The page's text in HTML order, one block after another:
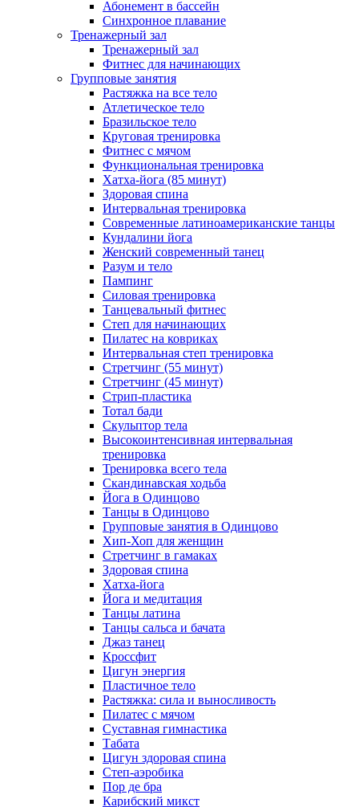
Абонемент в бассейн
Синхронное плавание
Тренажерный зал
Тренажерный зал
Фитнес для начинающих
Групповые занятия
Растяжка на все тело
Атлетическое тело
Бразильское тело
Круговая тренировка
Фитнес с мячом
Функциональная тренировка
Хатха-йога (85 минут)
Здоровая спина
Интервальная тренировка
Современные латиноамериканские танцы
Кундалини йога
Женский современный танец
Разум и тело
Пампинг
Силовая тренировка
Танцевальный фитнес
Степ для начинающих
Пилатес на ковриках
Интервальная степ тренировка
Стретчинг (55 минут)
Стретчинг (45 минут)
Стрип-пластика
Тотал бади
Скульптор тела
Высокоинтенсивная интервальная
тренировка
Тренировка всего тела
Скандинавская ходьба
Йога в Одинцово
Танцы в Одинцово
Групповые занятия в Одинцово
Хип-Хоп для женщин
Стретчинг в гамаках
Здоровая спина
Хатха-йога
Йога и медитация
Танцы латина
Танцы сальса и бачата
Джаз танец
Кроссфит
Цигун энергия
Пластичное тело
Растяжка: сила и выносливость
Пилатес с мячом
Суставная гимнастика
Табата
Цигун здоровая спина
Степ-аэробика
Пор де бра
Карибский микст